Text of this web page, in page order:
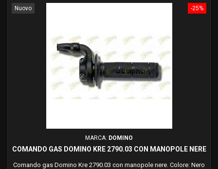
-25%
Nuovo
MARCA: DOMINO
COMANDO GAS DOMINO KRE 2790.03 CON MANOPOLE NERE
Comando gas Domino Kre 2790.03 con manopole nere. Colore: Nero